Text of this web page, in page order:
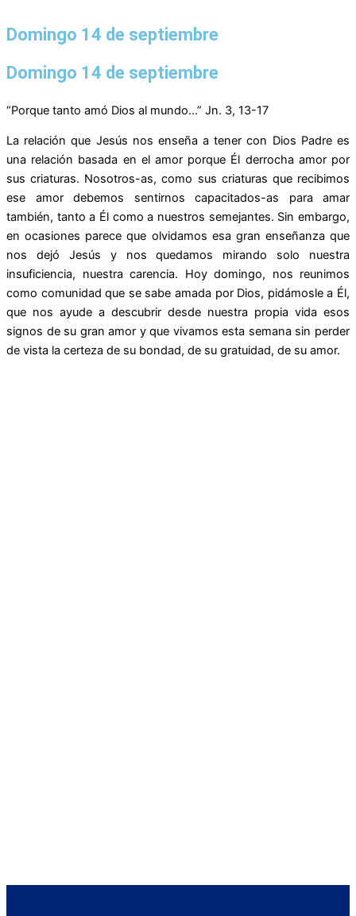
Domingo 14 de septiembre
Domingo 14 de septiembre
“Porque tanto amó Dios al mundo…” Jn. 3, 13-17
La relación que Jesús nos enseña a tener con Dios Padre es
una relación basada en el amor porque Él derrocha amor por
sus criaturas. Nosotros-as, como sus criaturas que recibimos
ese amor debemos sentirnos capacitados-as para amar
también, tanto a Él como a nuestros semejantes. Sin embargo,
en ocasiones parece que olvidamos esa gran enseñanza que
nos dejó Jesús y nos quedamos mirando solo nuestra
insuficiencia, nuestra carencia. Hoy domingo, nos reunimos
como comunidad que se sabe amada por Dios, pidámosle a Él,
que nos ayude a descubrir desde nuestra propia vida esos
signos de su gran amor y que vivamos esta semana sin perder
de vista la certeza de su bondad, de su gratuidad, de su amor.